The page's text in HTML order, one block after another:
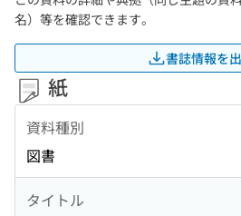
名）等を確認できます。
書誌情報を
紙
資料種別
図書
タイトル